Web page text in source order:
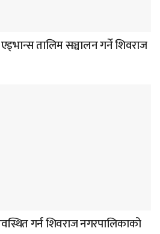
तालिम सञ्चालन गर्ने शिवराज
गर्न शिवराज नगरपालिकाको